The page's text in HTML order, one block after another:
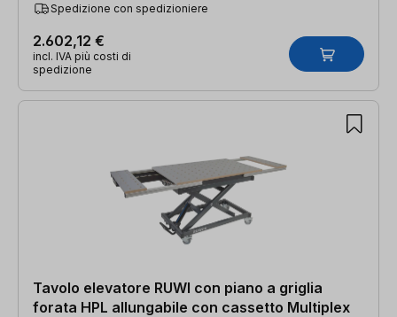
Spedizione con spedizioniere
2.602,12 €
incl. IVA più costi di
spedizione
Tavolo elevatore RUWI con piano a griglia
forata HPL allungabile con cassetto Multiplex